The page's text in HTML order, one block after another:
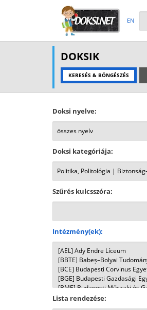
EN
DOKSIK
KERESÉS & BÖNGÉSZÉS
Doksi nyelve:
Doksi kategóriája:
Szűrés kulcsszóra:
Intézmény(ek):
Lista rendezése: